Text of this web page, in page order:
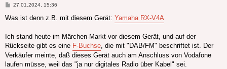
Beitrag
27.01.2024, 15:36
Was ist denn z.B. mit diesem Gerät: Yamaha RX-V4A
Ich stand heute im Märchen-Markt vor diesem Gerät, und auf der
Rückseite gibt es eine F-Buchse, die mit "DAB/FM" beschriftet ist. Der
Verkäufer meinte, daß dieses Gerät auch am Anschluss von Vodafone
laufen müsse, weil das "ja nur digitales Radio über Kabel" sei.